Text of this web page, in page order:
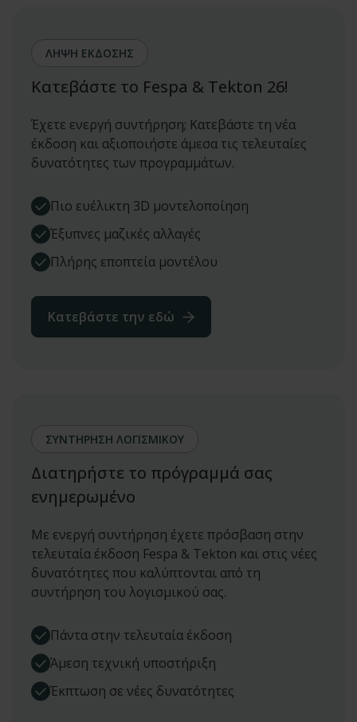
ΛΗΨΗ ΕΚΔΟΣΗΣ
Κατεβάστε το Fespa & Tekton 26!
Έχετε ενεργή συντήρηση; Κατεβάστε τη νέα
έκδοση και αξιοποιήστε άμεσα τις τελευταίες
δυνατότητες των προγραμμάτων.
Πιο ευέλικτη 3D μοντελοποίηση
Έξυπνες μαζικές αλλαγές
Πλήρης εποπτεία μοντέλου
Κατεβάστε την εδώ
ΣΥΝΤΗΡΗΣΗ ΛΟΓΙΣΜΙΚΟΥ
Διατηρήστε το πρόγραμμά σας
ενημερωμένο
Με ενεργή συντήρηση έχετε πρόσβαση στην
τελευταία έκδοση Fespa & Tekton και στις νέες
δυνατότητες που καλύπτονται από τη
συντήρηση του λογισμικού σας.
Πάντα στην τελευταία έκδοση
Άμεση τεχνική υποστήριξη
Έκπτωση σε νέες δυνατότητες